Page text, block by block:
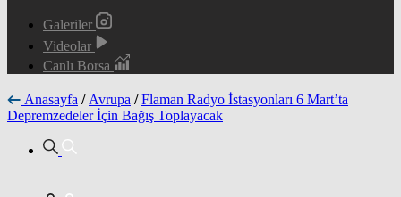
Galeriler
Videolar
Canlı Borsa
Anasayfa / Avrupa / Flaman Radyo İstasyonları 6 Mart’ta
Depremzedeler İçin Bağış Toplayacak